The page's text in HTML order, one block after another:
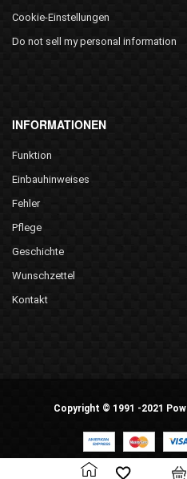
Cookie-Einstellungen
Do not sell my personal information
INFORMATIONEN
Funktion
Einbauhinweises
Fehler
Pflege
Geschichte
Wunschzettel
Kontakt
Copyright © 1991 -2021